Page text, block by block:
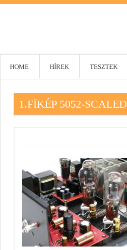
HOME HÍREK TESZTEK
1.FÏKÉP 5052-SCALED